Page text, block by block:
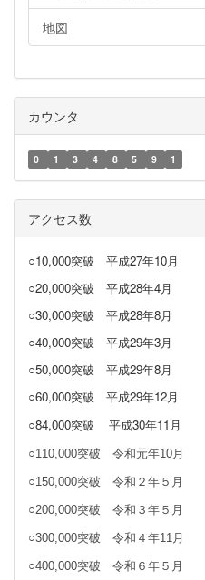
地図
カウンタ
0 1 3 4 8 5 9 1
アクセス数
○10,000突破 平成27年10月
○20,000突破 平成28年4月
○30,000突破 平成28年8月
○40,000突破 平成29年3月
○50,000突破 平成29年8月
○60,000突破 平成29年12月
○84,000突破
平成30年11月
○110,000突破 令和元年10月
○150,000突破 令和２年５月
○200,000突破 令和３年５月
○300,000突破 令和４年11月
○400,000突破 令和６年５月